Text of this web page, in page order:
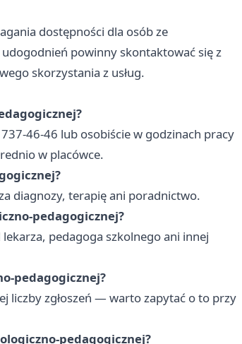
dostępności dla osób ze
powinny skontaktować się z
skorzystania z usług.
46-46 lub osobiście w godzinach pracy
w placówce.
diagnozy, terapię ani poradnictwo.
pedagogicznej?
pedagoga szkolnego ani innej
pedagogicznej?
liczby zgłoszeń — warto zapytać o to przy
pedagogicznej?